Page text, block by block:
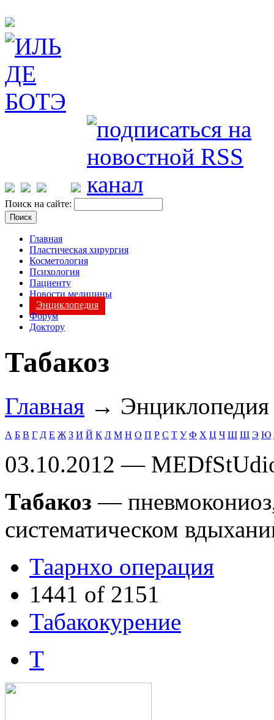
Поиск на сайте:
Главная
Пластическая хирургия
Косметология
Психология
Пациенту
Новости медицины
Энциклопедия
Форум
Доктору
Табакоз
Главная →
А Б В Г Д Е Ж З И Й К Л М Н О П Р С Т У Ф Х Ц Ч Ш Щ Э Ю
03.10.2012 —
Табакоз —
систематическом
Таарнхо операция
1441 of 2151
Табакокурение
Т